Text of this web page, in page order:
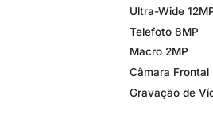
Ultra-Wide
Telefoto 8MP
Macro 2MP
Câmara Frontal
Gravação de